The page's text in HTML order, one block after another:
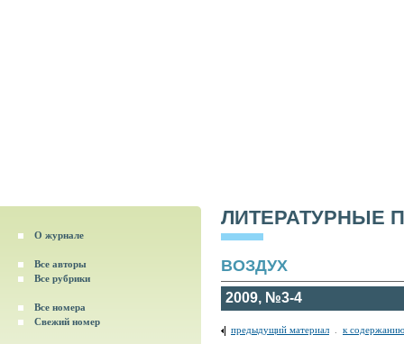
О журнале
Все авторы
Все рубрики
Все номера
Свежий номер
ЛИТЕРАТУРНЫЕ
ВОЗДУХ
2009, №3-4
предыдущий материал к